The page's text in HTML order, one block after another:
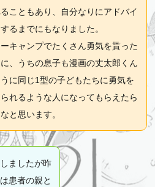
こともあり、自分なりにアドバイ
るまでにもなりました。
キャンプでたくさん勇気を貰った
、うちの息子も漫画の丈太郎くん
に同じ1型の子どもたちに勇気を
れるような人になってもらえたら
と思います。
ましたが昨
患者の親と